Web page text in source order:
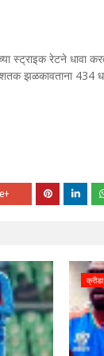
स्ट्राइक रेटने धावा
झळकावताना 434
क्रीडा